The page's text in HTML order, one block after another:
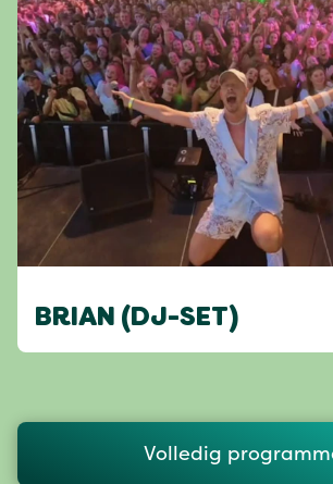
BRIAN (DJ-SET)
Volledig